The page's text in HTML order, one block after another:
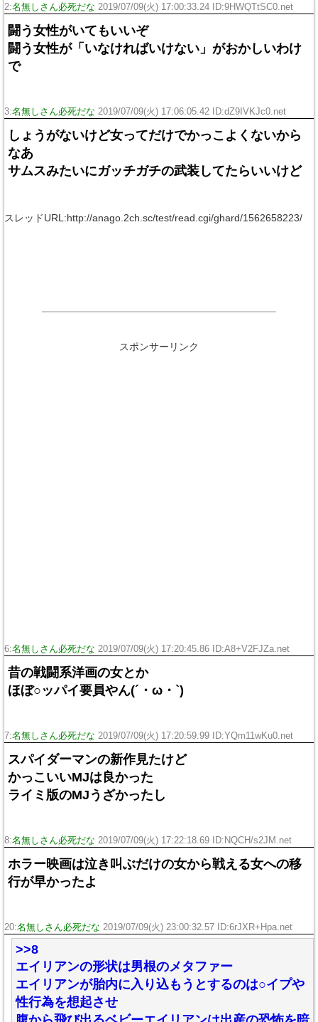
2:名無しさん必死だな 2019/07/09(火) 17:00:33.24 ID:9HWQTtSC0.net
闘う女性がいてもいいぞ
闘う女性が「いなければいけない」がおかしいわけ
で
3:名無しさん必死だな 2019/07/09(火) 17:06:05.42 ID:dZ9IVKJc0.net
しょうがないけど女ってだけでかっこよくないから
なあ
サムスみたいにガッチガチの武装してたらいいけど
スレッドURL:http://anago.2ch.sc/test/read.cgi/ghard/1562658223/
スポンサーリンク
6:名無しさん必死だな 2019/07/09(火) 17:20:45.86 ID:A8+V2FJZa.net
昔の戦闘系洋画の女とか
ほぼ○ッパイ要員やん(´・ω・`)
7:名無しさん必死だな 2019/07/09(火) 17:20:59.99 ID:YQm11wKu0.net
スパイダーマンの新作見たけど
かっこいいMJは良かった
ライミ版のMJうざかったし
8:名無しさん必死だな 2019/07/09(火) 17:22:18.69 ID:NQCH/s2JM.net
ホラー映画は泣き叫ぶだけの女から戦える女への移
行が早かったよ
20:名無しさん必死だな 2019/07/09(火) 23:00:32.57 ID:6rJXR+Hpa.net
>>8
エイリアンの形状は男根のメタファー
エイリアンが胎内に入り込もうとするのは○イプや
性行為を想起させ